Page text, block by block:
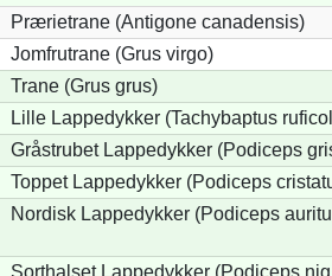
Prærietrane (Antigone canadensis)
Jomfrutrane (Grus virgo)
Trane (Grus grus)
Lille Lappedykker (Tachybaptus
Gråstrubet Lappedykker (Podiceps
Toppet Lappedykker (Podiceps
Nordisk Lappedykker (Podiceps
Sorthalset Lappedykker (Podiceps